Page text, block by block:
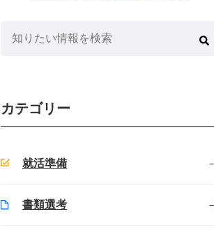
カテゴリー
就活準備
書類選考